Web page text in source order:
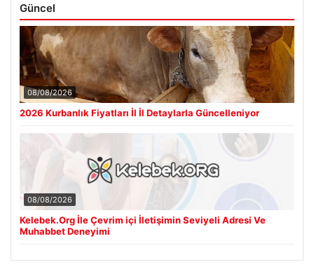
Güncel
08/08/2026
2026 Kurbanlık Fiyatları İl İl Detaylarla Güncelleniyor
08/08/2026
Kelebek.Org İle Çevrim içi İletişimin Seviyeli Adresi Ve
Muhabbet Deneyimi